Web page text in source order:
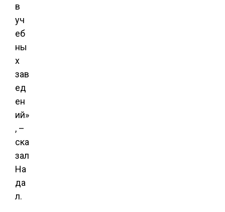
в
уч
еб
ны
х
зав
ед
ен
ий»
, –
ска
зал
На
да
л.